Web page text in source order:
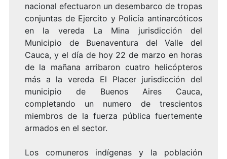
nacional efectuaron un desembarco de tropas
conjuntas de Ejercito y Policía antinarcóticos
en la vereda La Mina jurisdicción del
Municipio de Buenaventura del Valle del
Cauca, y el día de hoy 22 de marzo en horas
de la mañana arribaron cuatro helicópteros
más a la vereda El Placer jurisdicción del
municipio de Buenos Aires Cauca,
completando un numero de trescientos
miembros de la fuerza pública fuertemente
armados en el sector.
Los comuneros indígenas y la población